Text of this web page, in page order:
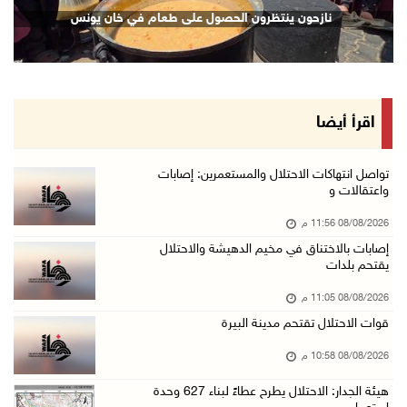
08/آب/2026 08:27 م
إصابات بالاختناق خلال مواجهات مع الاحتلال في ...
الاحتلال ينصب حواجز طيارة في محيط مخيم طولكرم ...
مستعمرون يهاجمون قرية أبو فلاح
مستعمرون يقتحمون بلدة بيت عور التحتا وقرية جل ...
08/آب/2026 06:39 م
الجامعة العربية الأمريكية تختتم فعاليات تخريج ...
نازحون ينتظرون الحصول على طعام في خان يونس
اقرأ أيضا
تواصل انتهاكات الاحتلال والمستعمرين: إصابات
واعتقالات و
08/08/2026 11:56 م
إصابات بالاختناق في مخيم الدهيشة والاحتلال
يقتحم بلدات
08/08/2026 11:05 م
قوات الاحتلال تقتحم مدينة البيرة
08/08/2026 10:58 م
هيئة الجدار: الاحتلال يطرح عطاءً لبناء 627 وحدة